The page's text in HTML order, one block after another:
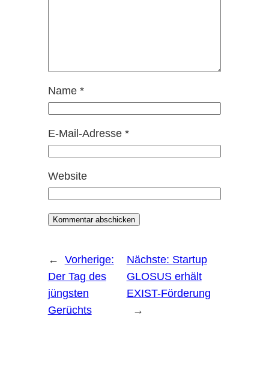
Name *
E-Mail-Adresse *
Website
←
Vorherige:
Der Tag des
jüngsten
Gerüchts
Nächste: Startup
GLOSUS erhält
EXIST-Förderung
→